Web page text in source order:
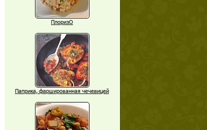
ПлоризО
Паприка, фаршированная чечевицей